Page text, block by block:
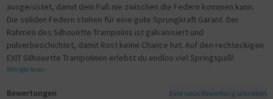
ausgerüstet, damit dein Fuß nie zwischen die Federn kommen kann.
Die soliden Federn stehen für eine gute Sprungkraft Garant. Der
Rahmen des Silhouette Trampolins ist galvanisiert und
pulverbeschichtet, damit Rost keine Chance hat. Auf den rechteckigen
EXIT Silhouette Trampolinen erlebst du endlos viel Springspaß!
Weniger lesen
Bewertungen Eine neue Bewertung schreiben